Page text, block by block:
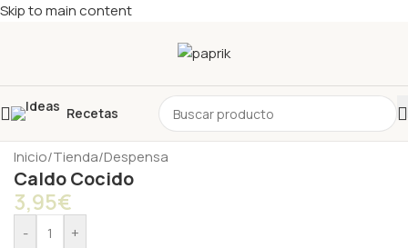
Skip to main content
Recetas
Inicio/Tienda/Despensa
Caldo Cocido
3,95€
- +